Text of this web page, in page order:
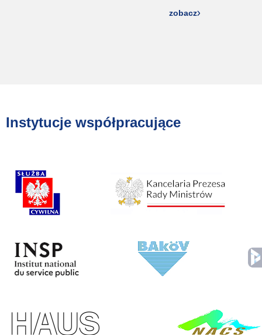
zobacz
Instytucje współpracujące